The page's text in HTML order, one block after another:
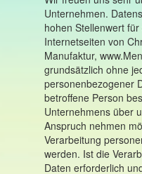
Unternehmen.
hohen Stellenwert
Internetseiten von
Manufaktur,
grundsätzlich ohne
personenbezogener
betroffene Person
Unternehmens über
Anspruch nehmen
Verarbeitung
werden. Ist die
Daten erforderlich